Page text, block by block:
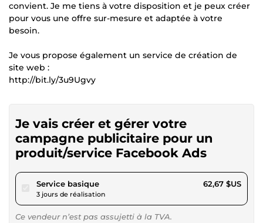
convient. Je me tiens à votre disposition et je peux créer
pour vous une offre sur-mesure et adaptée à votre
besoin.
Je vous propose également un service de création de
site web :
http://bit.ly/3u9Ugvy
Je vais créer et gérer votre
campagne publicitaire pour un
produit/service Facebook Ads
Service basiquepour 57,76 $US
3 jours de réalisation
62,67 $US
Ce vendeur n’est pas assujetti à la TVA.